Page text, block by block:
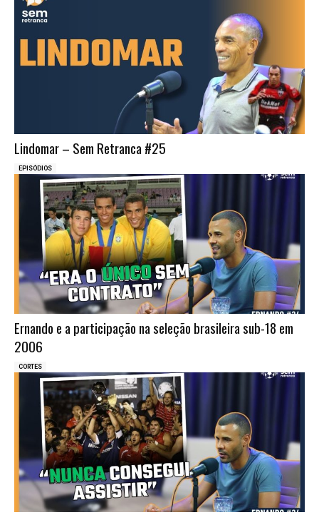
Lindomar – Sem Retranca #25
EPISÓDIOS
Ernando e a participação na seleção brasileira sub-18 em
2006
CORTES